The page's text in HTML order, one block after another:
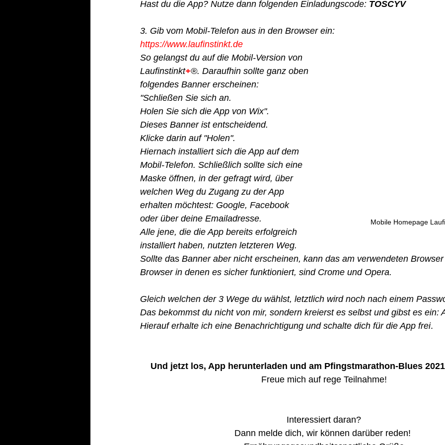
Hast du die App? Nutze dann folgenden Einladungscode: TOSCYV
3. Gib vom Mobil-Telefon aus in den Browser ein:
Mobile Homepage
https://www.laufinstinkt.de
So gelangst du auf die Mobil-Version von
Laufinstinkt+®. Daraufhin sollte ganz oben
folgendes Banner erscheinen:
"Schließen Sie sich an.
Holen Sie sich die App von Wix".
Dieses Banner ist entscheidend.
Klicke darin auf "Holen".
Hiernach installiert sich die App auf dem
Mobil-Telefon. Schließlich sollte sich eine
Maske öffnen, in der gefragt wird, über
welchen Weg du Zugang zu der App
erhalten möchtest: Google, Facebook
oder über deine Emailadresse.
Alle jene, die die App bereits erfolgreich
installiert haben, nutzten letzteren Weg.
Sollte das Banner aber nicht erscheinen, kann das am verwendeten Browser
Browser in denen es sicher funktioniert, sind Crome und Opera.
Gleich welchen der 3 Wege du wählst, letztlich wird noch nach einem
Das bekommst du nicht von mir, sondern kreierst es selbst und gibst es ein:
Hierauf erhalte ich eine Benachrichtigung und schalte dich für die App frei.
Und jetzt los, App herunterladen und am Pfingstmarathon-Blues
Freue mich auf rege Teilnahme!
Interessiert daran?
Dann melde dich, wir können darüber reden!